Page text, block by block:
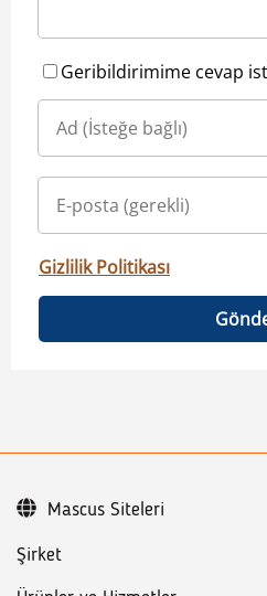
Geribildirimime cevap
Gizlilik Politikası
Şirket
Mascus Siteleri